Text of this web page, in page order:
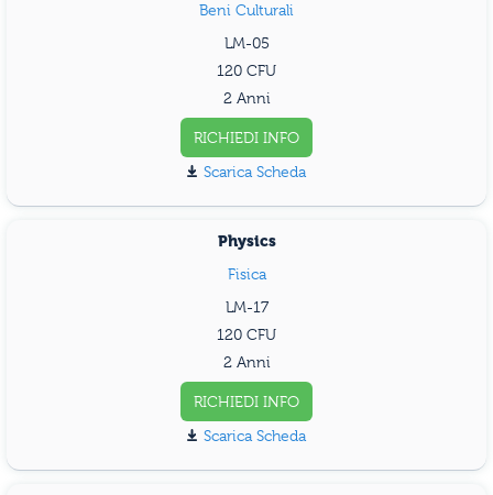
Beni Culturali
LM-05
120
2 Anni
RICHIEDI INFO
Scarica Scheda
Physics
Fisica
LM-17
120
2 Anni
RICHIEDI INFO
Scarica Scheda